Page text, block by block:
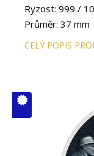
Ryzost: 999 /
Průměr: 37 mm
CELÝ POPIS
V ČM zcela